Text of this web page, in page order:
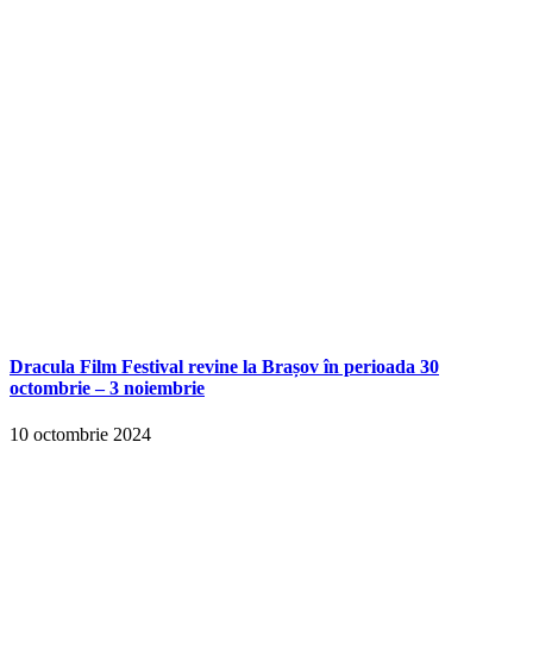
Dracula Film Festival revine la Brașov în perioada 30
octombrie – 3 noiembrie
10 octombrie 2024